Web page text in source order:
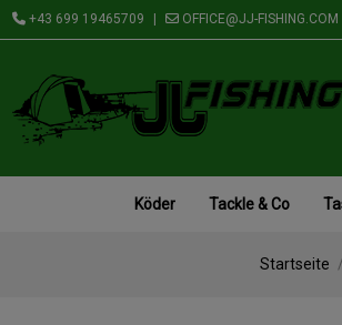
+43 699 19465709 OFFICE@JJ-FISHING.COM
Köder Tackle & Co
Startseite